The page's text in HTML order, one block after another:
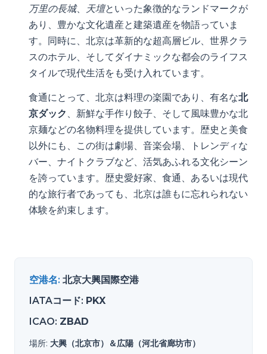
万里の長城、 天壇といった象徴的なランドマークが
あり、豊かな文化遺産と建築遺産を物語っていま
す。同時に、北京は革新的な超高層ビル、世界クラ
スのホテル、そしてダイナミックな都会のライフス
タイルで現代生活をも受け入れています。
食通にとって、北京は料理の楽園であり、有名な北
京ダック 、新鮮な手作り餃子、そして風味豊かな北
京麺などの名物料理を提供しています。歴史と美食
以外にも、この街は劇場、音楽会場、トレンディな
バー、ナイトクラブなど、活気あふれる文化シーン
を誇っています。歴史愛好家、食通、あるいは現代
的な旅行者であっても、北京は誰もに忘れられない
体験を約束します。
空港名: 北京大興国際空港
IATAコード: PKX
ICAO: ZBAD
場所: 大興（北京市）＆広陽（河北省廊坊市）